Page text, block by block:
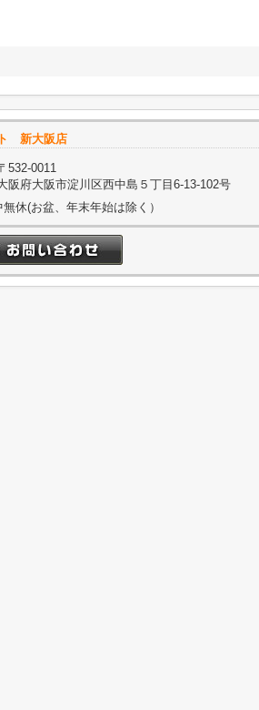
新大阪店
532-0011
阪府大阪市淀川区西中島５丁目6-13-102号
休(お盆、年末年始は除く）